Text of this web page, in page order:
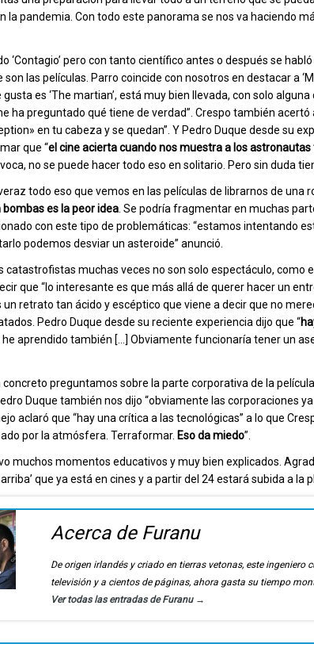
la pandemia. Con todo este panorama se nos va haciendo
‘Contagio’ pero con tanto científico antes o después se
las películas. Parro coincide con nosotros en destacar a
gusta es ‘The martian’, está muy bien llevada, con solo alguna
ha preguntado qué tiene de verdad”. Crespo también
en tu cabeza y se quedan”. Y Pedro Duque desde su
que “el cine acierta cuando nos muestra a los
no se puede hacer todo eso en solitario. Pero sin duda
todo eso que vemos en las películas de librarnos de una
es la peor idea . Se podría fragmentar en muchas
con este tipo de problemáticas: “estamos intentando
podemos desviar un asteroide” anunció.
catastrofistas muchas veces no son solo espectáculo, como
que “lo interesante es que más allá de querer hacer un
un retrato tan ácido y escéptico que viene a decir que no
Pedro Duque desde su reciente experiencia dijo que “
he aprendido también […] Obviamente funcionaría tener un
concreto preguntamos sobre la parte corporativa de la
Duque también nos dijo “obviamente las corporaciones
aclaró que “hay una crítica a las tecnológicas” a lo que
por la atmósfera. Terraformar. Eso da miedo”.
muchos momentos educativos y muy bien explicados.
arriba’ que ya está en cines y a partir del 24 estará subida a la
Acerca de Furanu
De origen irlandés y criado en tierras vetonas, este
televisión y a cientos de páginas, ahora gasta su tiempo
Ver todas las entradas de Furanu →